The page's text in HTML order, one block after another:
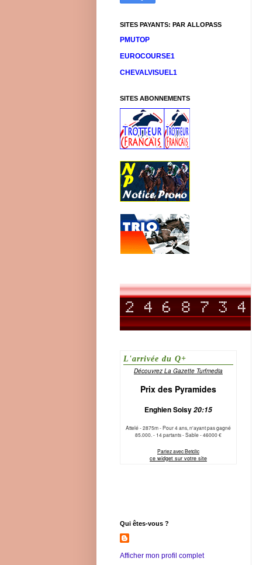
SITES PAYANTS: PAR ALLOPASS
PMUTOP
EUROCOURSE1
CHEVALVISUEL1
SITES ABONNEMENTS
Qui êtes-vous ?
Afficher mon profil complet